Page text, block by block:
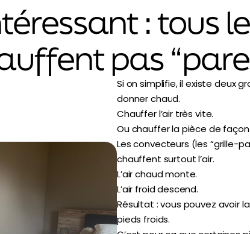
: tous
pas
Si on simplifie, il existe deux
donner chaud.
Chauffer l’air très vite.
Ou chauffer la pièce de
Les convecteurs (les “grille-
chauffent surtout l’air.
L’air chaud monte.
L’air froid descend.
Résultat : vous pouvez avoir
pieds froids.